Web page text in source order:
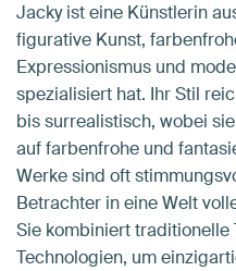
Jacky ist eine Künstlerin
figurative Kunst,
Expressionismus und
spezialisiert hat. Ihr Stil
bis surrealistisch, wobei
auf farbenfrohe und
Werke sind oft
Betrachter in eine Welt
Sie kombiniert traditionelle
Technologien, um